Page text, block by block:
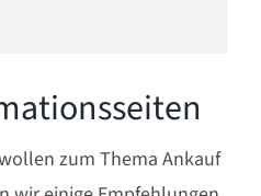
zum Thema Ankauf